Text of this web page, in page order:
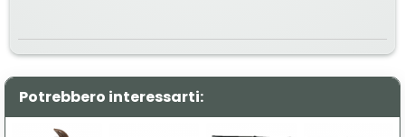
Potrebbero interessarti: